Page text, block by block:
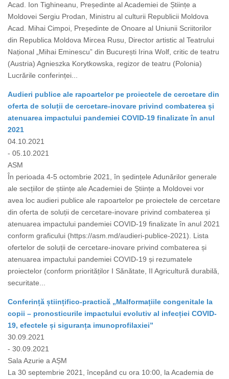
Acad. Ion Tighineanu, Președinte al Academiei de Științe a
Moldovei Sergiu Prodan, Ministru al culturii Republicii Moldova
Acad. Mihai Cimpoi, Președinte de Onoare al Uniunii Scriitorilor
din Republica Moldova Mircea Rusu, Director artistic al Teatrului
Național „Mihai Eminescu” din București Irina Wolf, critic de teatru
(Austria) Agnieszka Korytkowska, regizor de teatru (Polonia)
Lucrările conferinței...
Audieri publice ale rapoartelor pe proiectele de cercetare din
oferta de soluții de cercetare-inovare privind combaterea și
atenuarea impactului pandemiei COVID-19 finalizate în anul
2021
04.10.2021
- 05.10.2021
ASM
În perioada 4-5 octombrie 2021, în ședințele Adunărilor generale
ale secțiilor de științe ale Academiei de Științe a Moldovei vor
avea loc audieri publice ale rapoartelor pe proiectele de cercetare
din oferta de soluții de cercetare-inovare privind combaterea și
atenuarea impactului pandemiei COVID-19 finalizate în anul 2021
conform graficului (https://asm.md/audieri-publice-2021). Lista
ofertelor de soluții de cercetare-inovare privind combaterea și
atenuarea impactului pandemiei COVID-19 și rezumatele
proiectelor (conform priorităților I Sănătate, II Agricultură durabilă,
securitate...
Conferință științifico-practică „Malformațiile congenitale la
copii – pronosticurile impactului evolutiv al infecției COVID-
19, efectele și siguranța imunoprofilaxiei”
30.09.2021
- 30.09.2021
Sala Azurie a AȘM
La 30 septembrie 2021, începând cu ora 10:00, la Academia de